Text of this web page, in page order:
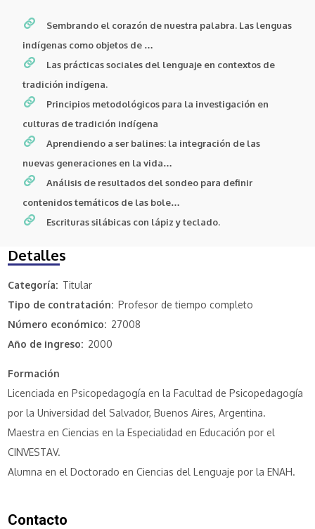
Detalles
Categoría
Titular
Tipo de contratación
Profesor de tiempo completo
Número económico
27008
Año de ingreso
2000
Formación
Licenciada en Psicopedagogía en la Facultad de Psicopedagogía
por la Universidad del Salvador, Buenos Aires, Argentina.
Maestra en Ciencias en la Especialidad en Educación por el
CINVESTAV.
Alumna en el Doctorado en Ciencias del Lenguaje por la ENAH.
Contacto
Sembrando el corazón de nuestra palabra. Las lenguas
indígenas como objetos de …
Las prácticas sociales del lenguaje en contextos de
tradición indígena.
Principios metodológicos para la investigación en
culturas de tradición indígena
Aprendiendo a ser balines: la integración de las
nuevas generaciones en la vida…
Análisis de resultados del sondeo para definir
contenidos temáticos de las bole…
Escrituras silábicas con lápiz y teclado.